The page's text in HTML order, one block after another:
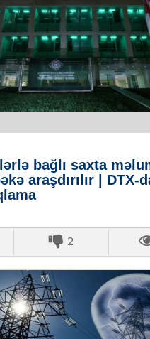
bağlı saxta
araşdırılır | DTX-
2